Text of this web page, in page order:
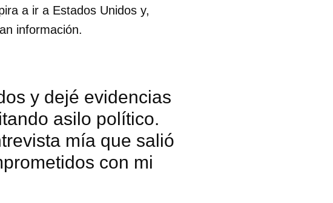
a ir a Estados Unidos y,
información.
y dejé evidencias
asilo político.
mía que salió
con mi